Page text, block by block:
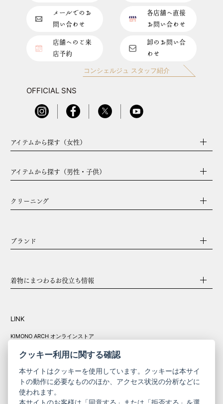
メールでのお
問い合わせ
各店舗へ直接
お問い合わせ
店舗へのご来
店予約
卸のお問い合
わせ
コンシェルジュ スタッフ紹介
OFFICIAL SNS
アイテムから探す（女性）
アイテムから探す（男性・子供）
クリーニング
ブランド
着物にまつわるお役立ち情報
LINK
KIMONO ARCH オンラインストア
きものやまと振
クッキー利用に関する確認
本サイトはクッキーを使用しています。クッキーは本サイ
トの動作に必要なもののほか、アクセス状況の分析などに
使われます。
本サイトのお客様は「同意する」または「拒否する」を選